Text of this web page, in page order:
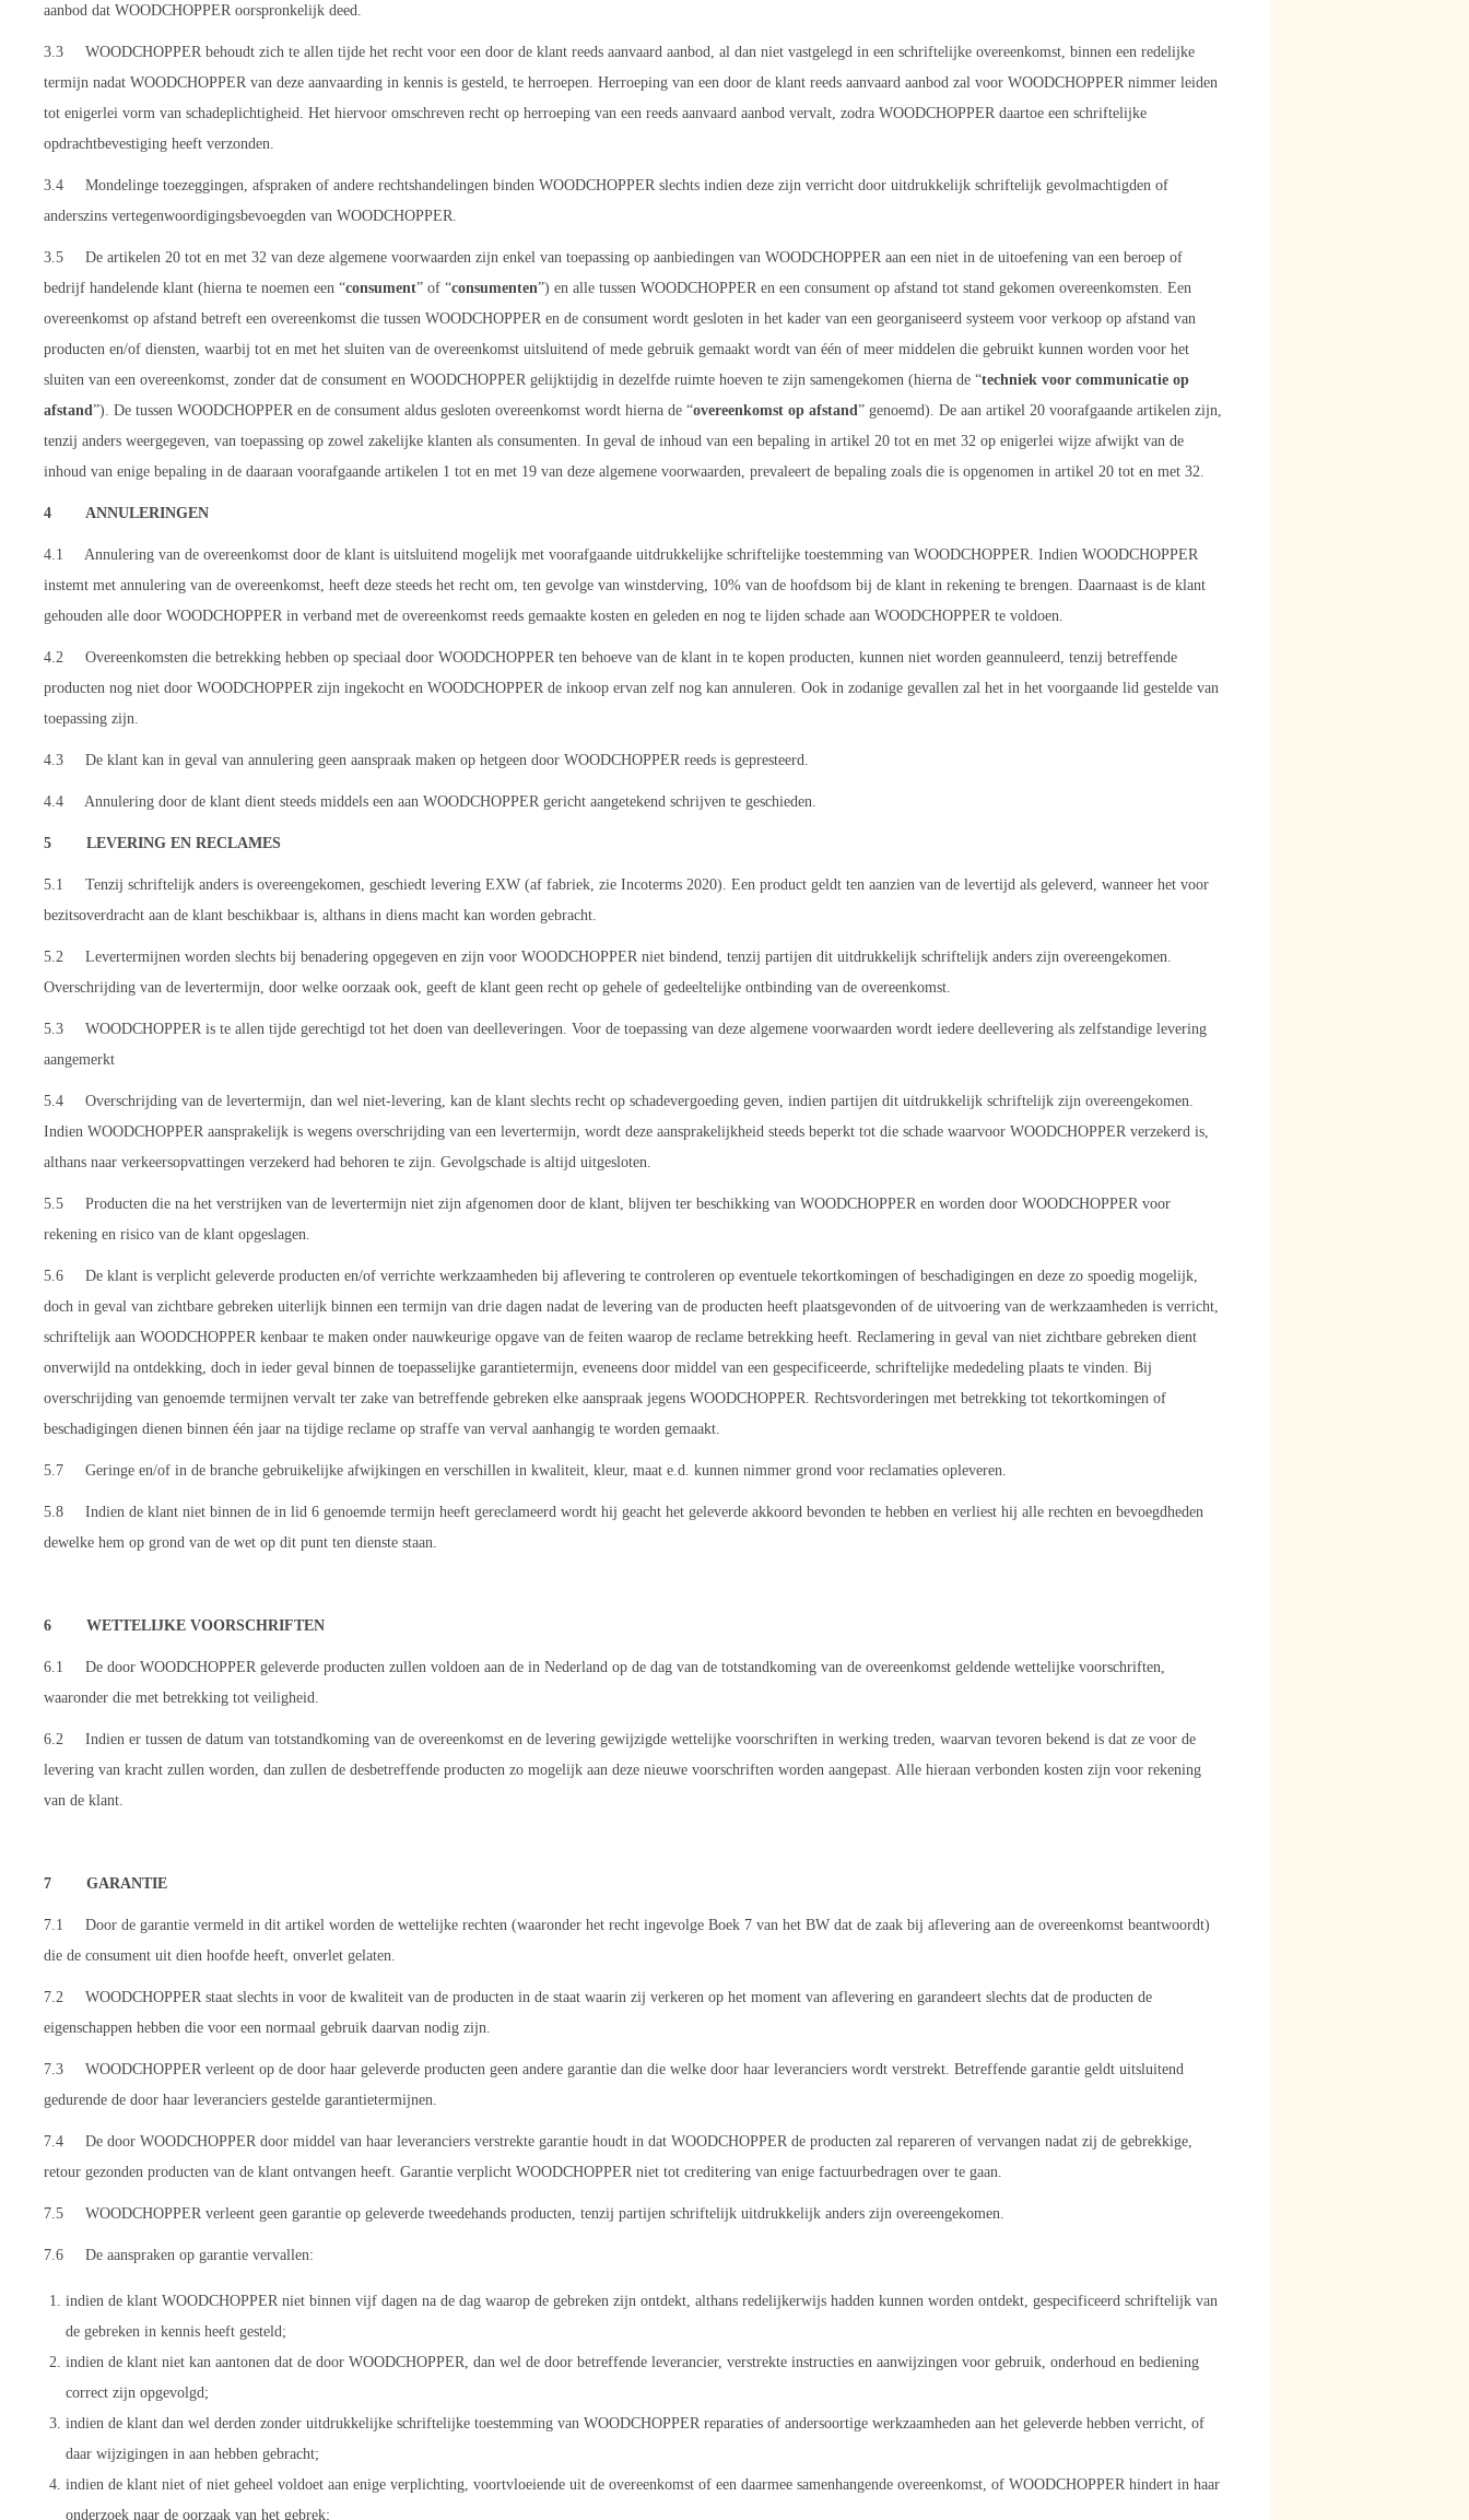
aanbod dat WOODCHOPPER oorspronkelijk deed.
3.3 WOODCHOPPER behoudt zich te allen tijde het recht voor een door de klant reeds aanvaard aanbod, al dan niet vastgelegd in een schriftelijke overeenkomst, binnen een redelijke
termijn nadat WOODCHOPPER van deze aanvaarding in kennis is gesteld, te herroepen. Herroeping van een door de klant reeds aanvaard aanbod zal voor WOODCHOPPER nimmer leiden
tot enigerlei vorm van schadeplichtigheid. Het hiervoor omschreven recht op herroeping van een reeds aanvaard aanbod vervalt, zodra WOODCHOPPER daartoe een schriftelijke
opdrachtbevestiging heeft verzonden.
3.4 Mondelinge toezeggingen, afspraken of andere rechtshandelingen binden WOODCHOPPER slechts indien deze zijn verricht door uitdrukkelijk schriftelijk gevolmachtigden of
anderszins vertegenwoordigingsbevoegden van WOODCHOPPER.
3.5 De artikelen 20 tot en met 32 van deze algemene voorwaarden zijn enkel van toepassing op aanbiedingen van WOODCHOPPER aan een niet in de uitoefening van een beroep of
bedrijf handelende klant (hierna te noemen een “consument” of “consumenten”) en alle tussen WOODCHOPPER en een consument op afstand tot stand gekomen overeenkomsten. Een
overeenkomst op afstand betreft een overeenkomst die tussen WOODCHOPPER en de consument wordt gesloten in het kader van een georganiseerd systeem voor verkoop op afstand van
producten en/of diensten, waarbij tot en met het sluiten van de overeenkomst uitsluitend of mede gebruik gemaakt wordt van één of meer middelen die gebruikt kunnen worden voor het
sluiten van een overeenkomst, zonder dat de consument en WOODCHOPPER gelijktijdig in dezelfde ruimte hoeven te zijn samengekomen (hierna de “techniek voor communicatie op
afstand”). De tussen WOODCHOPPER en de consument aldus gesloten overeenkomst wordt hierna de “overeenkomst op afstand” genoemd). De aan artikel 20 voorafgaande artikelen zijn,
tenzij anders weergegeven, van toepassing op zowel zakelijke klanten als consumenten. In geval de inhoud van een bepaling in artikel 20 tot en met 32 op enigerlei wijze afwijkt van de
inhoud van enige bepaling in de daaraan voorafgaande artikelen 1 tot en met 19 van deze algemene voorwaarden, prevaleert de bepaling zoals die is opgenomen in artikel 20 tot en met 32.
4 ANNULERINGEN
4.1 Annulering van de overeenkomst door de klant is uitsluitend mogelijk met voorafgaande uitdrukkelijke schriftelijke toestemming van WOODCHOPPER. Indien WOODCHOPPER
instemt met annulering van de overeenkomst, heeft deze steeds het recht om, ten gevolge van winstderving, 10% van de hoofdsom bij de klant in rekening te brengen. Daarnaast is de klant
gehouden alle door WOODCHOPPER in verband met de overeenkomst reeds gemaakte kosten en geleden en nog te lijden schade aan WOODCHOPPER te voldoen.
4.2 Overeenkomsten die betrekking hebben op speciaal door WOODCHOPPER ten behoeve van de klant in te kopen producten, kunnen niet worden geannuleerd, tenzij betreffende
producten nog niet door WOODCHOPPER zijn ingekocht en WOODCHOPPER de inkoop ervan zelf nog kan annuleren. Ook in zodanige gevallen zal het in het voorgaande lid gestelde van
toepassing zijn.
4.3 De klant kan in geval van annulering geen aanspraak maken op hetgeen door WOODCHOPPER reeds is gepresteerd.
4.4 Annulering door de klant dient steeds middels een aan WOODCHOPPER gericht aangetekend schrijven te geschieden.
5 LEVERING EN RECLAMES
5.1 Tenzij schriftelijk anders is overeengekomen, geschiedt levering EXW (af fabriek, zie Incoterms 2020). Een product geldt ten aanzien van de levertijd als geleverd, wanneer het voor
bezitsoverdracht aan de klant beschikbaar is, althans in diens macht kan worden gebracht.
5.2 Levertermijnen worden slechts bij benadering opgegeven en zijn voor WOODCHOPPER niet bindend, tenzij partijen dit uitdrukkelijk schriftelijk anders zijn overeengekomen.
Overschrijding van de levertermijn, door welke oorzaak ook, geeft de klant geen recht op gehele of gedeeltelijke ontbinding van de overeenkomst.
5.3 WOODCHOPPER is te allen tijde gerechtigd tot het doen van deelleveringen. Voor de toepassing van deze algemene voorwaarden wordt iedere deellevering als zelfstandige levering
aangemerkt
5.4 Overschrijding van de levertermijn, dan wel niet-levering, kan de klant slechts recht op schadevergoeding geven, indien partijen dit uitdrukkelijk schriftelijk zijn overeengekomen.
Indien WOODCHOPPER aansprakelijk is wegens overschrijding van een levertermijn, wordt deze aansprakelijkheid steeds beperkt tot die schade waarvoor WOODCHOPPER verzekerd is,
althans naar verkeersopvattingen verzekerd had behoren te zijn. Gevolgschade is altijd uitgesloten.
5.5 Producten die na het verstrijken van de levertermijn niet zijn afgenomen door de klant, blijven ter beschikking van WOODCHOPPER en worden door WOODCHOPPER voor
rekening en risico van de klant opgeslagen.
5.6 De klant is verplicht geleverde producten en/of verrichte werkzaamheden bij aflevering te controleren op eventuele tekortkomingen of beschadigingen en deze zo spoedig mogelijk,
doch in geval van zichtbare gebreken uiterlijk binnen een termijn van drie dagen nadat de levering van de producten heeft plaatsgevonden of de uitvoering van de werkzaamheden is verricht,
schriftelijk aan WOODCHOPPER kenbaar te maken onder nauwkeurige opgave van de feiten waarop de reclame betrekking heeft. Reclamering in geval van niet zichtbare gebreken dient
onverwijld na ontdekking, doch in ieder geval binnen de toepasselijke garantietermijn, eveneens door middel van een gespecificeerde, schriftelijke mededeling plaats te vinden. Bij
overschrijding van genoemde termijnen vervalt ter zake van betreffende gebreken elke aanspraak jegens WOODCHOPPER. Rechtsvorderingen met betrekking tot tekortkomingen of
beschadigingen dienen binnen één jaar na tijdige reclame op straffe van verval aanhangig te worden gemaakt.
5.7 Geringe en/of in de branche gebruikelijke afwijkingen en verschillen in kwaliteit, kleur, maat e.d. kunnen nimmer grond voor reclamaties opleveren.
5.8 Indien de klant niet binnen de in lid 6 genoemde termijn heeft gereclameerd wordt hij geacht het geleverde akkoord bevonden te hebben en verliest hij alle rechten en bevoegdheden
dewelke hem op grond van de wet op dit punt ten dienste staan.
6 WETTELIJKE VOORSCHRIFTEN
6.1 De door WOODCHOPPER geleverde producten zullen voldoen aan de in Nederland op de dag van de totstandkoming van de overeenkomst geldende wettelijke voorschriften,
waaronder die met betrekking tot veiligheid.
6.2 Indien er tussen de datum van totstandkoming van de overeenkomst en de levering gewijzigde wettelijke voorschriften in werking treden, waarvan tevoren bekend is dat ze voor de
levering van kracht zullen worden, dan zullen de desbetreffende producten zo mogelijk aan deze nieuwe voorschriften worden aangepast. Alle hieraan verbonden kosten zijn voor rekening
van de klant.
7 GARANTIE
7.1 Door de garantie vermeld in dit artikel worden de wettelijke rechten (waaronder het recht ingevolge Boek 7 van het BW dat de zaak bij aflevering aan de overeenkomst beantwoordt)
die de consument uit dien hoofde heeft, onverlet gelaten.
7.2 WOODCHOPPER staat slechts in voor de kwaliteit van de producten in de staat waarin zij verkeren op het moment van aflevering en garandeert slechts dat de producten de
eigenschappen hebben die voor een normaal gebruik daarvan nodig zijn.
7.3 WOODCHOPPER verleent op de door haar geleverde producten geen andere garantie dan die welke door haar leveranciers wordt verstrekt. Betreffende garantie geldt uitsluitend
gedurende de door haar leveranciers gestelde garantietermijnen.
7.4 De door WOODCHOPPER door middel van haar leveranciers verstrekte garantie houdt in dat WOODCHOPPER de producten zal repareren of vervangen nadat zij de gebrekkige,
retour gezonden producten van de klant ontvangen heeft. Garantie verplicht WOODCHOPPER niet tot creditering van enige factuurbedragen over te gaan.
7.5 WOODCHOPPER verleent geen garantie op geleverde tweedehands producten, tenzij partijen schriftelijk uitdrukkelijk anders zijn overeengekomen.
7.6 De aanspraken op garantie vervallen:
indien de klant WOODCHOPPER niet binnen vijf dagen na de dag waarop de gebreken zijn ontdekt, althans redelijkerwijs hadden kunnen worden ontdekt, gespecificeerd schriftelijk van
de gebreken in kennis heeft gesteld;
indien de klant niet kan aantonen dat de door WOODCHOPPER, dan wel de door betreffende leverancier, verstrekte instructies en aanwijzingen voor gebruik, onderhoud en bediening
correct zijn opgevolgd;
indien de klant dan wel derden zonder uitdrukkelijke schriftelijke toestemming van WOODCHOPPER reparaties of andersoortige werkzaamheden aan het geleverde hebben verricht, of
daar wijzigingen in aan hebben gebracht;
indien de klant niet of niet geheel voldoet aan enige verplichting, voortvloeiende uit de overeenkomst of een daarmee samenhangende overeenkomst, of WOODCHOPPER hindert in haar
onderzoek naar de oorzaak van het gebrek;